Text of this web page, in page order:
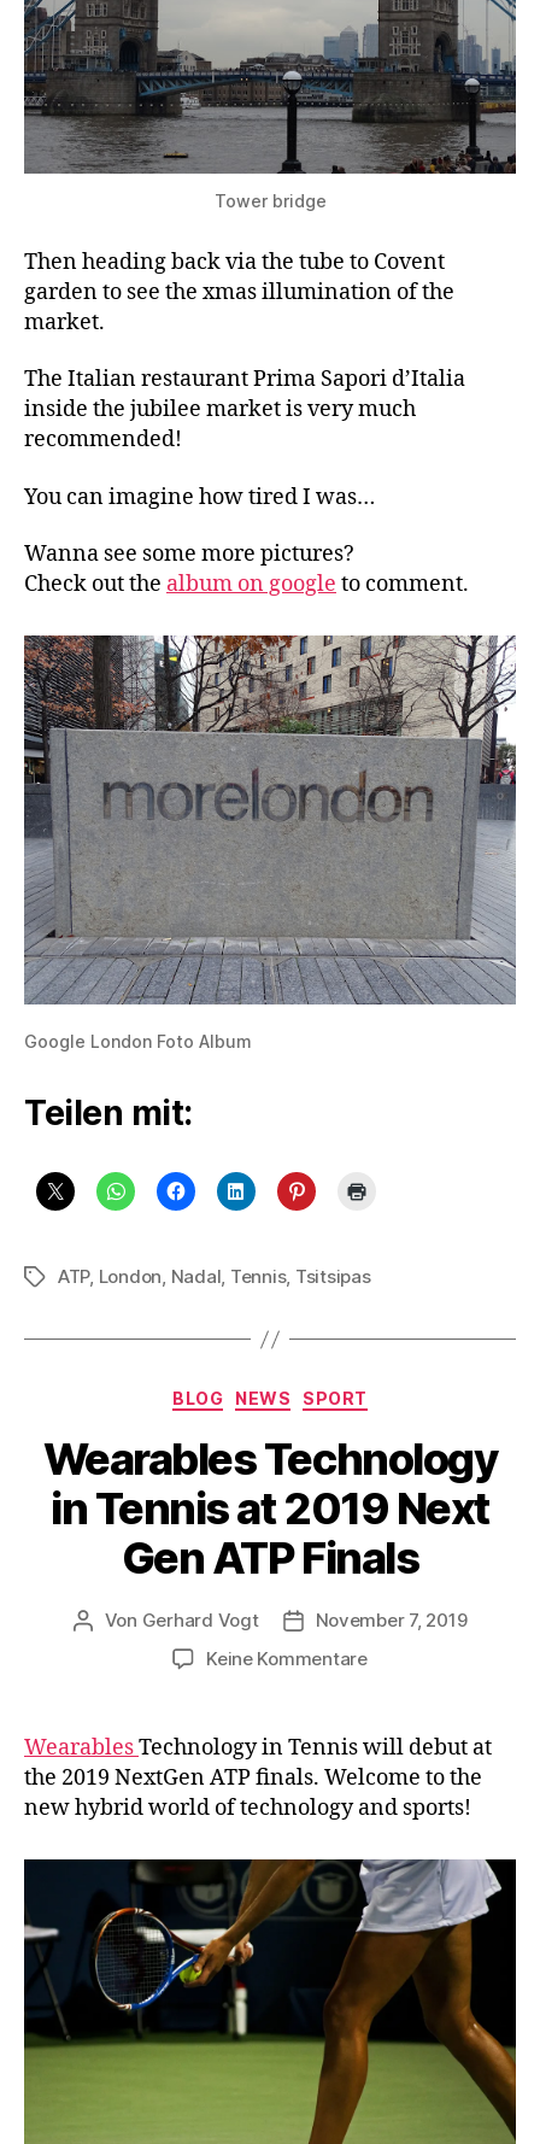
Tower bridge
Then heading back via the tube to Covent
garden to see the xmas illumination of the
market.
The Italian restaurant Prima Sapori d’Italia
inside the jubilee market is very much
recommended!
You can imagine how tired I was…
Wanna see some more pictures?
Check out the album on google to comment.
Google London Foto Album
Teilen mit:
Schlagwörter
ATP, London, Nadal, Tennis, Tsitsipas
Kategorien
BLOG NEWS SPORT
Wearables Technology
in Tennis at 2019 Next
Gen ATP Finals
Beitragsautor
Von Gerhard Vogt Veröffentlichungsdatum
November 7, 2019
Keine Kommentarezu
at
2019
Gen
ATP
Finals
WearablesTechnology in Tennis will debut at
the 2019 NextGen ATP finals. Welcome to the
new hybrid world of technology and sports!